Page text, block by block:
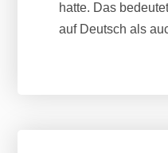
hatte. Das
auf Deutsch als